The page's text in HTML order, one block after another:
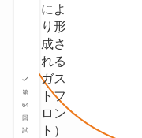
第
64
回
試
によ
り形
成さ
れる
ガス
トフ
ロン
ト）